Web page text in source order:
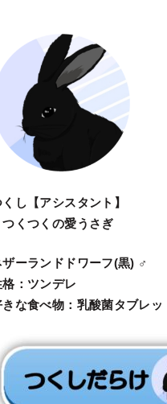
くし【アシスタント】
つくつくの愛うさぎ
ザーランドドワーフ(黒) ♂
格：ツンデレ
きな食べ物：乳酸菌タブレッ